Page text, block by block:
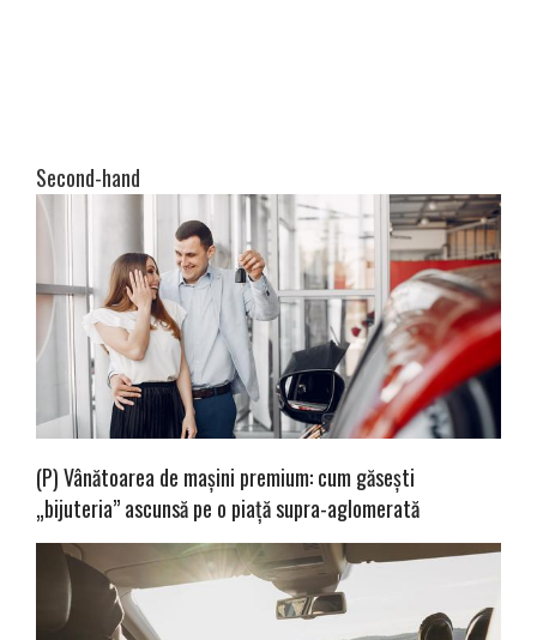
Second-hand
(P) Vânătoarea de mașini premium: cum găsești
„bijuteria” ascunsă pe o piață supra-aglomerată